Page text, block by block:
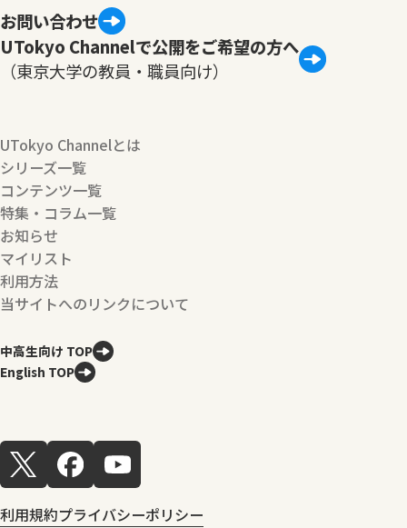
お問い合わせ
UTokyo Channelで公開をご希望の方へ
（東京大学の教員・職員向け）
UTokyo Channelとは
シリーズ一覧
コンテンツ一覧
特集・コラム一覧
お知らせ
マイリスト
利用方法
当サイトへのリンクについて
中高生向け TOP
English TOP
利用規約プライバシーポリシー